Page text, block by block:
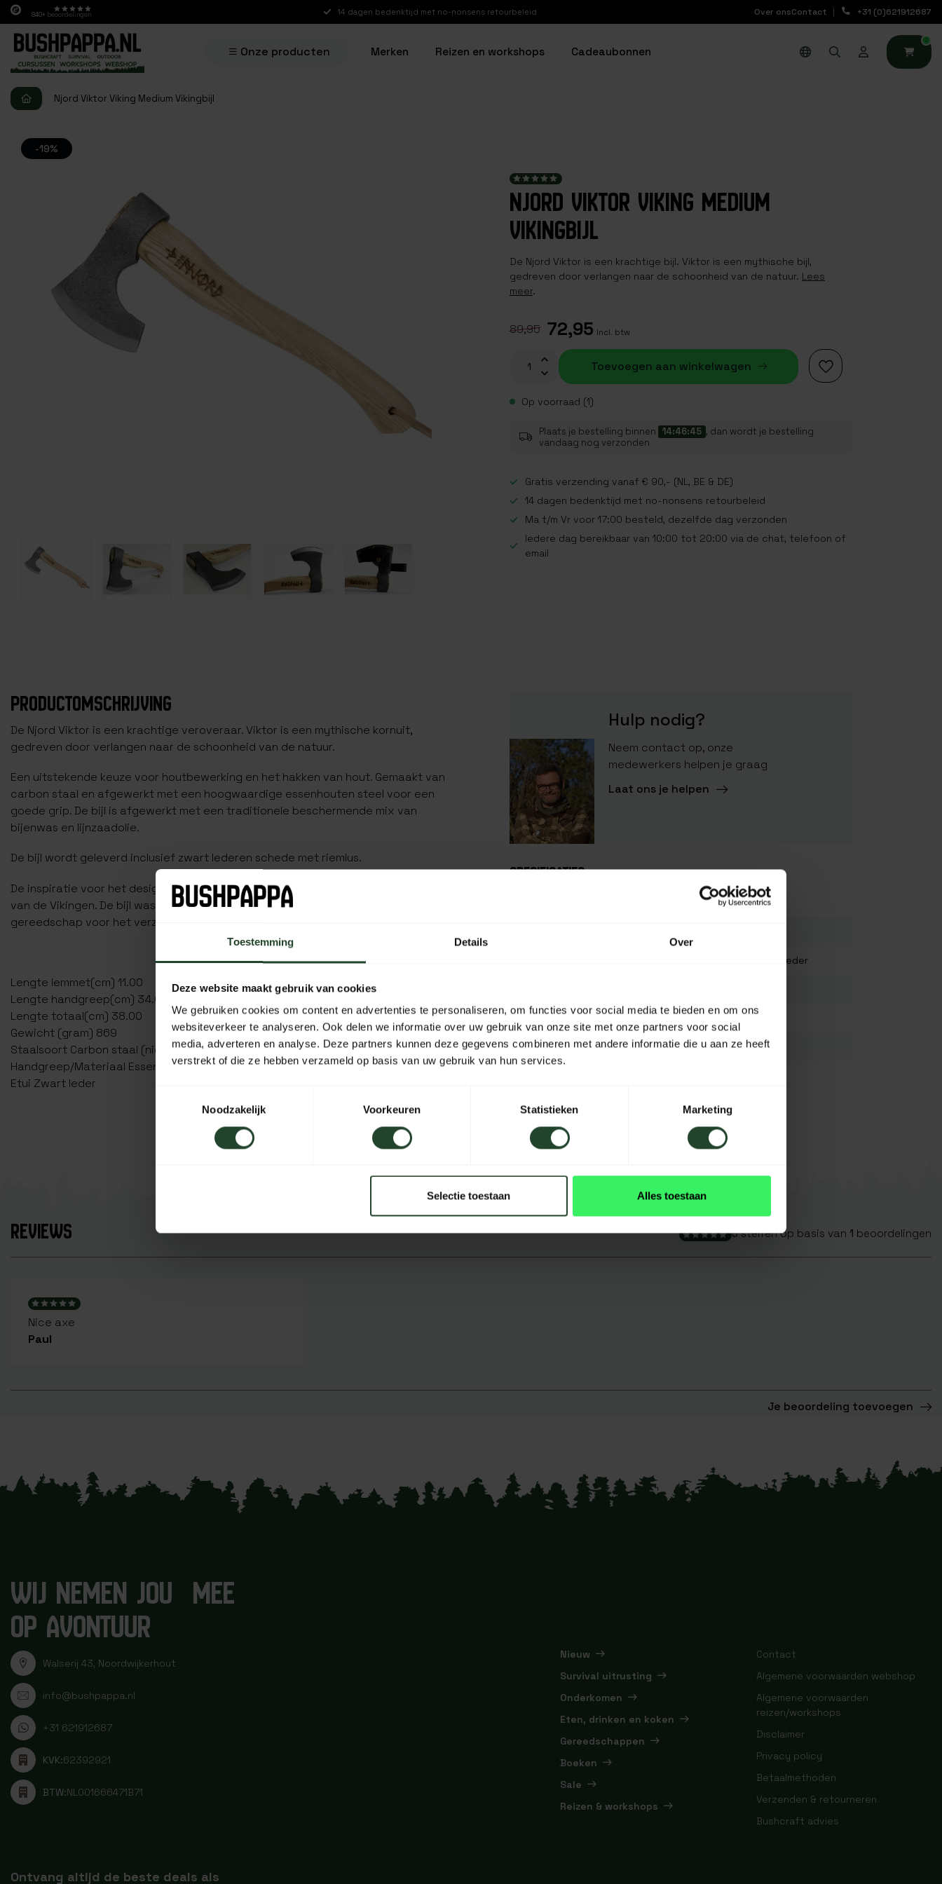
Toestemming Details Over
Deze website maakt gebruik van cookies
We gebruiken cookies om content en advertenties te personaliseren, om functies voor social media te bieden en om ons
websiteverkeer te analyseren. Ook delen we informatie over uw gebruik van onze site met onze partners voor social
media, adverteren en analyse. Deze partners kunnen deze gegevens combineren met andere informatie die u aan ze heeft
verstrekt of die ze hebben verzameld op basis van uw gebruik van hun services.
Noodzakelijk
Voorkeuren Statistieken Marketing
Selectie toestaan Alles toestaan
840+ beoordelingen 14 dagen bedenktijd met no-nonsens retourbeleid Over onsContact +31 (0)621912687
Onze producten Merken Reizen en workshops Cadeaubonnen
0
Njord Viktor Viking Medium Vikingbijl
-19%
NJORD VIKTOR VIKING MEDIUM
VIKINGBIJL
De Njord Viktor is een krachtige bijl. Viktor is een mythische bijl,
gedreven door verlangen naar de schoonheid van de natuur. Lees
meer.
89,95 72,95 Incl. btw
Toevoegen aan winkelwagen
Op voorraad (1)
Plaats je bestelling binnen 14:46:45 , dan wordt je bestelling
vandaag nog verzonden
Gratis verzending vanaf € 90,- (NL, BE & DE)
14 dagen bedenktijd met no-nonsens retourbeleid
Ma t/m Vr voor 17:00 besteld, dezelfde dag verzonden
Iedere dag bereikbaar van 10:00 tot 20:00 via de chat, telefoon of
email
PRODUCTOMSCHRIJVING
De Njord Viktor is een krachtige veroveraar. Viktor is een mythische kornuit,
gedreven door verlangen naar de schoonheid van de natuur.
Een uitstekende keuze voor houtbewerking en het hakken van hout. Gemaakt van
carbon staal en afgewerkt met een hoogwaardige essenhouten steel voor een
goede grip. De bijl is afgewerkt met een traditionele beschermende mix van
bijenwas en lijnzaadolie.
De bijl wordt geleverd inclusief zwart lederen schede met riemlus.
De inspiratie voor het design van deze mythische bijl vindt zijn oorsprong in de tijd
van de Vikingen. De bijl was een dagelijks gebruiksvoorwerp, een onmisbaar
gereedschap voor het verzamelen van hout en het bouwen van huis en schip.
Lengte lemmet(cm) 11.00
Lengte handgreep(cm) 34.00
Lengte totaal(cm) 38.00
Gewicht (gram) 869
Staalsoort Carbon staal (niet roestvast)
Handgreep/Materiaal Essenhout
Etui Zwart leder
Hulp nodig?
Neem contact op, onze
medewerkers helpen je graag
Laat ons je helpen
SPECIFICATIES
8716961000370
Carbon staal/Essenhout/Leder
Breedte N.V.T.
Hoogte N.V.T.
Kleur Zwart/lichtbruin
Bekijk alles
REVIEWS 5sterren op basis van 1 beoordelingen
Nice axe
Paul
Je beoordeling toevoegen
WIJ NEMEN JOU MEE
OP AVONTUUR
Walserij 43, Noordwijkerhout
info@bushpappa.nl
+31 621912687
KVK:62392921
BTW:NL001666471B71
Nieuw
Survival uitrusting
Onderkomen
Eten, drinken en koken
Gereedschappen
Boeken
Sale
Reizen & workshops
Contact
Algemene voorwaarden webshop
Algemene voorwaarden
reizen/workshops
Disclaimer
Privacy policy
Betaalmethoden
Verzenden & retourneren
Bushcraft advies
Ontvang altijd de beste deals als